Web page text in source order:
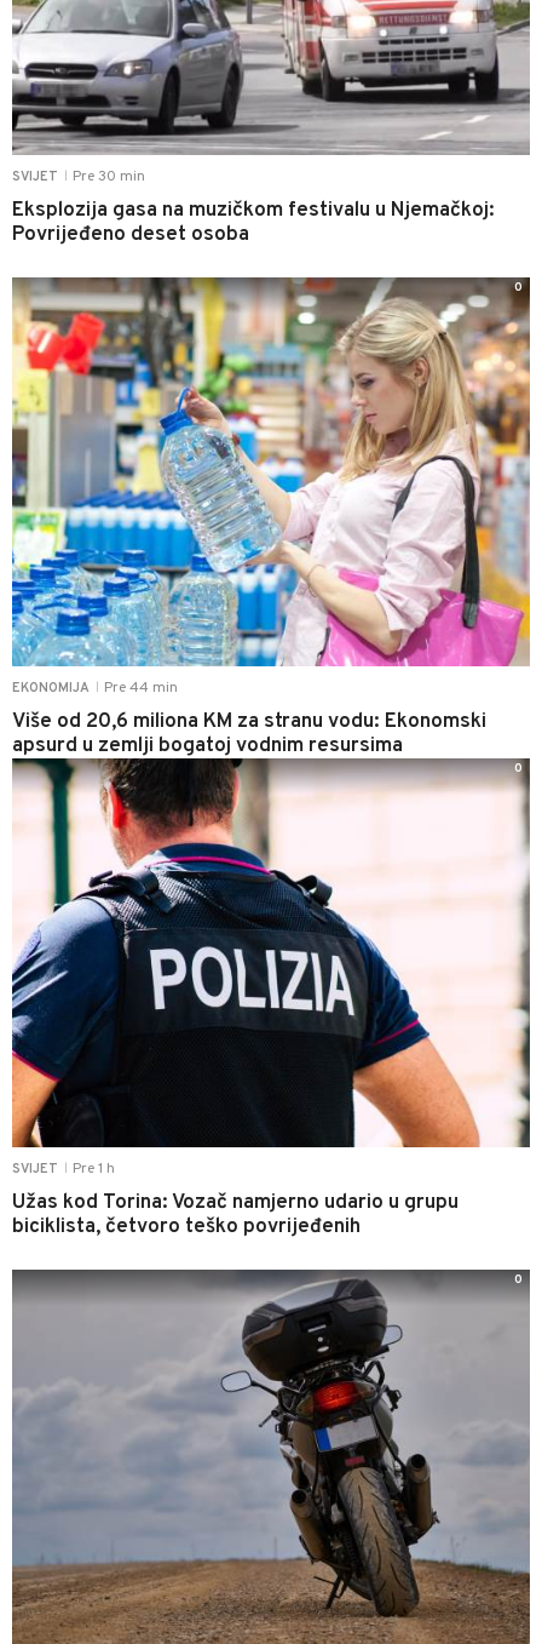
SVIJET Pre 30 min
Eksplozija gasa na muzičkom festivalu u Njemačkoj:
Povrijeđeno deset osoba
EKONOMIJA Pre 44 min
Više od 20,6 miliona KM za stranu vodu: Ekonomski
apsurd u zemlji bogatoj vodnim resursima
0
SVIJET Pre 1 h
Užas kod Torina: Vozač namjerno udario u grupu
biciklista, četvoro teško povrijeđenih
0
0